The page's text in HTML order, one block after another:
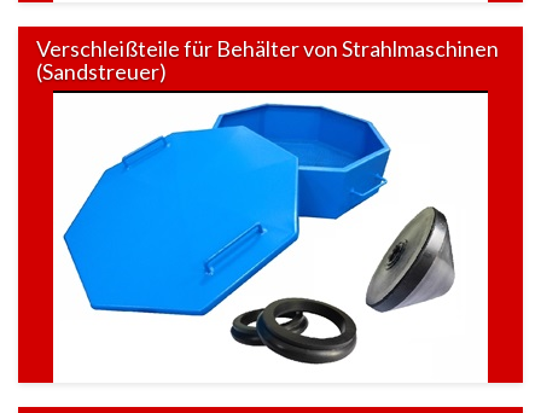
Verschleißteile für Behälter von Strahlmaschinen
(Sandstreuer)